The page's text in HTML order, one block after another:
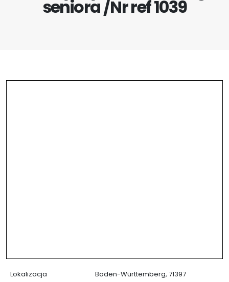
seniora /Nr ref 1039
Lokalizacja
Baden-Württemberg, 71397